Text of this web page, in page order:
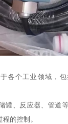
各个工业领域，
罐、反应器、管道
的控制。